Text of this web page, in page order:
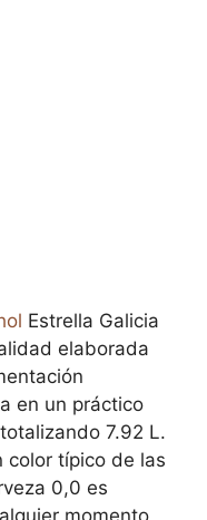
Estrella Galicia
elaborada
en un práctico
7.92 L.
color típico de las
0,0 es
momento